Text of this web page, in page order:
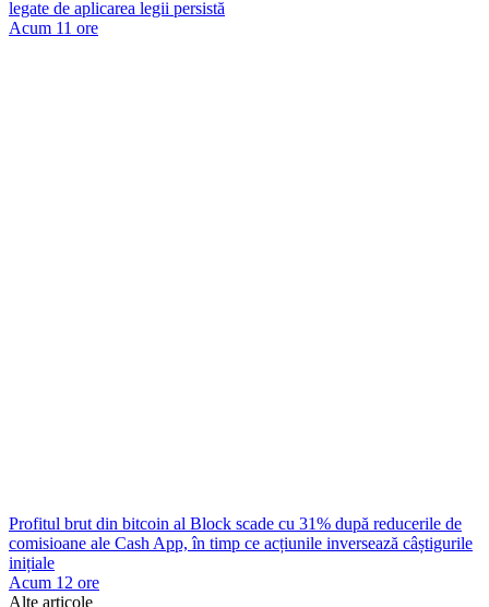
legate de aplicarea legii persistă
Acum 11 ore
Profitul brut din bitcoin al Block scade cu 31% după reducerile de
comisioane ale Cash App, în timp ce acțiunile inversează câștigurile
inițiale
Acum 12 ore
Alte articole